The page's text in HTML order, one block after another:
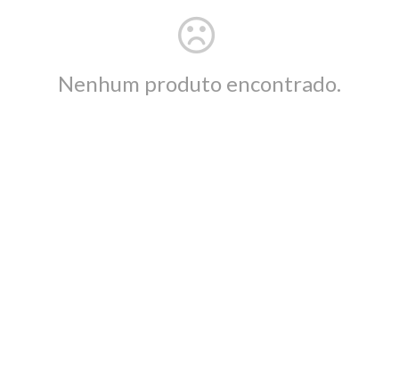
Nenhum produto encontrado.